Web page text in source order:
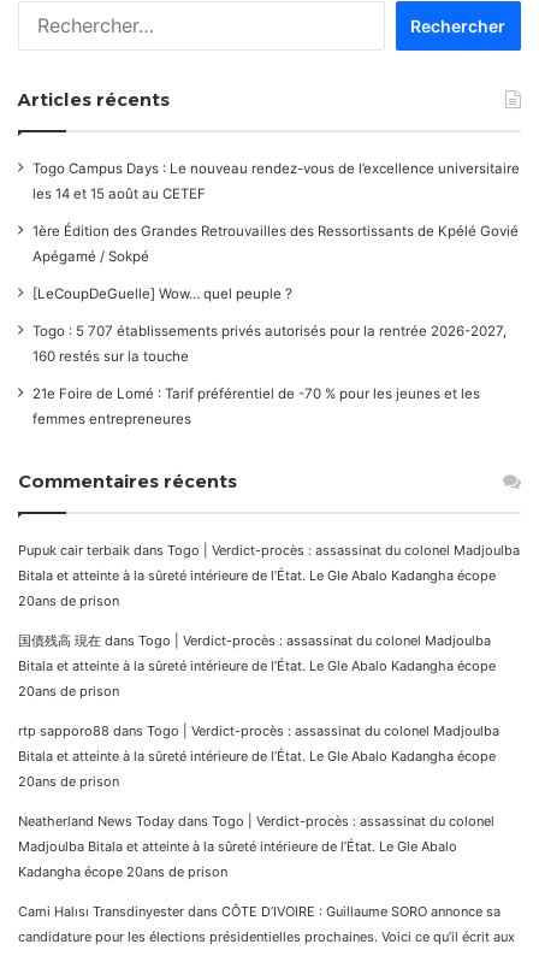
Articles récents
Togo Campus Days : Le nouveau rendez-vous de l’excellence universitaire
les 14 et 15 août au CETEF
1ère Édition des Grandes Retrouvailles des Ressortissants de Kpélé Govié
Apégamé / Sokpé
[LeCoupDeGuelle] Wow… quel peuple ?
Togo : 5 707 établissements privés autorisés pour la rentrée 2026-2027,
160 restés sur la touche
21e Foire de Lomé : Tarif préférentiel de -70 % pour les jeunes et les
femmes entrepreneures
Commentaires récents
Pupuk cair terbaik dans Togo | Verdict-procès : assassinat du colonel Madjoulba
Bitala et atteinte à la sûreté intérieure de l’État. Le Gle Abalo Kadangha écope
20ans de prison
国債残高 現在 dans Togo | Verdict-procès : assassinat du colonel Madjoulba
Bitala et atteinte à la sûreté intérieure de l’État. Le Gle Abalo Kadangha écope
20ans de prison
rtp sapporo88 dans Togo | Verdict-procès : assassinat du colonel Madjoulba
Bitala et atteinte à la sûreté intérieure de l’État. Le Gle Abalo Kadangha écope
20ans de prison
Neatherland News Today dans Togo | Verdict-procès : assassinat du colonel
Madjoulba Bitala et atteinte à la sûreté intérieure de l’État. Le Gle Abalo
Kadangha écope 20ans de prison
Cami Halısı Transdinyester dans CÔTE D’IVOIRE : Guillaume SORO annonce sa
candidature pour les élections présidentielles prochaines. Voici ce qu’il écrit aux